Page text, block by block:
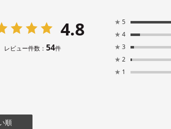
4.8
レビュー件数： 54件
★ 5
★ 4
★ 3
★ 2
★ 1
順